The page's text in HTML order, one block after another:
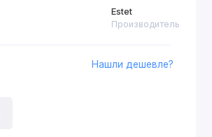
Estet
Производитель
Нашли дешевле?